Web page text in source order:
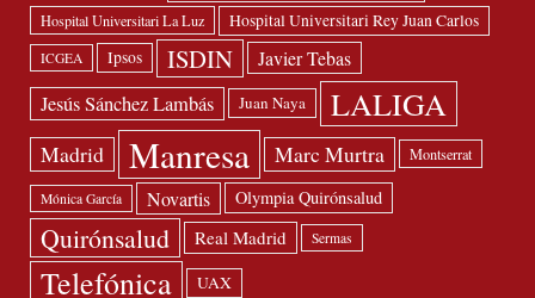
Hospital Universitari La Luz Hospital Universitari Rey Juan Carlos
ICGEA Ipsos ISDIN Javier Tebas
Jesús Sánchez Lambás Juan Naya LALIGA
Madrid Manresa Marc Murtra Montserrat
Mónica García Novartis Olympia Quirónsalud
Quirónsalud Real Madrid Sermas
Telefónica UAX